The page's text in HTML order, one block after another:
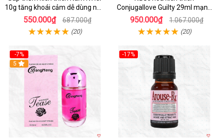
10g tăng khoái cảm dễ dùng nhỏ
gọn
550.000₫ 687.000₫
(20)
Conjugallove Guilty 29ml mạnh
mẽ quyến rũ
950.000₫ 1.067.000₫
(20)
-7%
5
-17%